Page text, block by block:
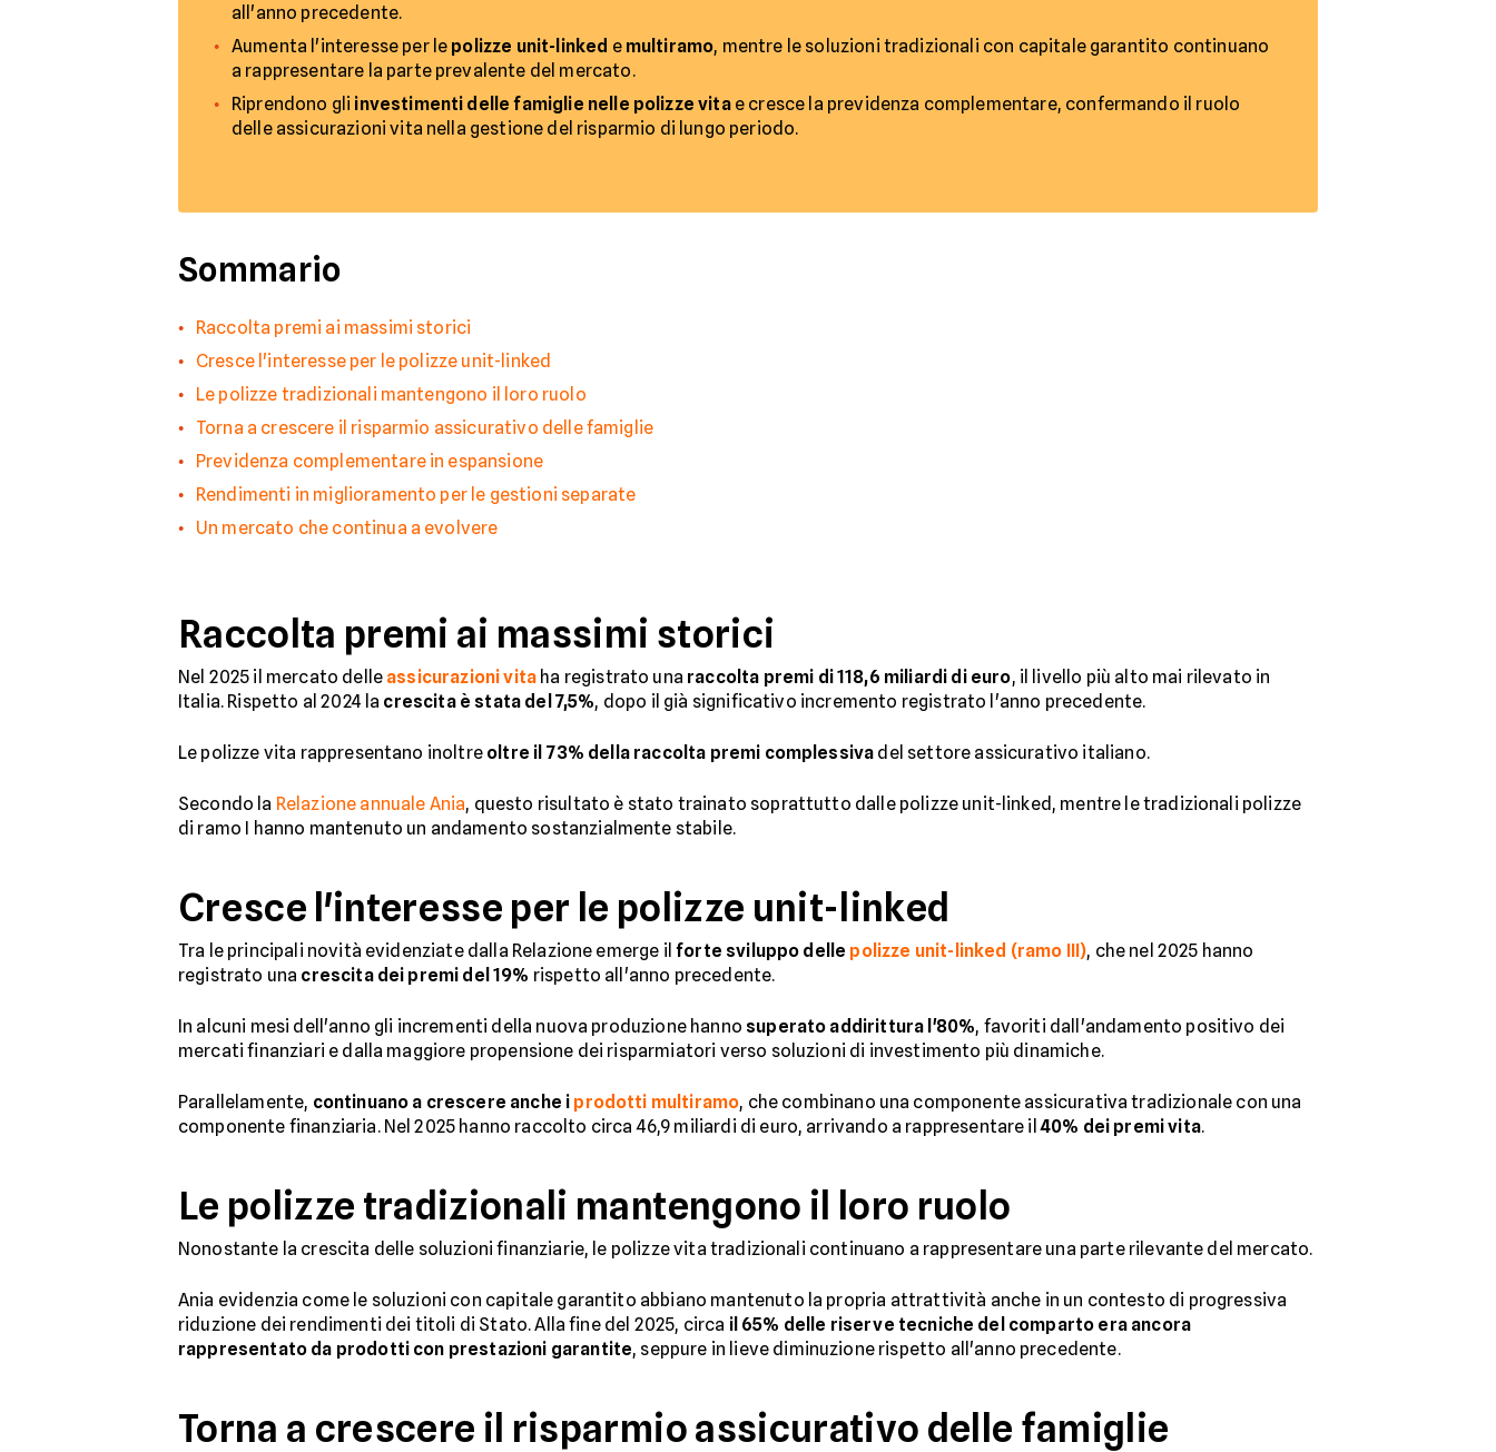
all'anno precedente.
Aumenta l'interesse per le polizze unit-linked e multiramo, mentre le soluzioni tradizionali con capitale garantito continuano
a rappresentare la parte prevalente del mercato.
Riprendono gli investimenti delle famiglie nelle polizze vitae cresce la previdenza complementare, confermando il ruolo
delle assicurazioni vita nella gestione del risparmio di lungo periodo.
Sommario
Raccolta premi ai massimi storici
Cresce l'interesse per le polizze unit-linked
Le polizze tradizionali mantengono il loro ruolo
Torna a crescere il risparmio assicurativo delle famiglie
Previdenza complementare in espansione
Rendimenti in miglioramento per le gestioni separate
Un mercato che continua a evolvere
Raccolta premi ai massimi storici
Nel 2025 il mercato delle assicurazioni vita ha registrato una raccolta premi di 118,6 miliardi di euro, il livello più alto mai rilevato in
Italia. Rispetto al 2024 la crescita è stata del 7,5%, dopo il già significativo incremento registrato l'anno precedente.
Le polizze vita rappresentano inoltre oltre il 73% della raccolta premi complessiva del settore assicurativo italiano.
Secondo la Relazione annuale Ania, questo risultato è stato trainato soprattutto dalle polizze unit-linked, mentre le tradizionali polizze
di ramo I hanno mantenuto un andamento sostanzialmente stabile.
Cresce l'interesse per le polizze unit-linked
Tra le principali novità evidenziate dalla Relazione emerge ilforte sviluppo delle polizze unit-linked (ramo III), che nel 2025 hanno
registrato una crescita dei premi del 19% rispetto all'anno precedente.
In alcuni mesi dell'anno gli incrementi della nuova produzione hanno superato addirittura l'80%, favoriti dall'andamento positivo dei
mercati finanziari e dalla maggiore propensione dei risparmiatori verso soluzioni di investimento più dinamiche.
Parallelamente, continuano a crescere anche i prodotti multiramo, che combinano una componente assicurativa tradizionale con una
componente finanziaria. Nel 2025 hanno raccolto circa 46,9 miliardi di euro, arrivando a rappresentare il40% dei premi vita.
Le polizze tradizionali mantengono il loro ruolo
Nonostante la crescita delle soluzioni finanziarie, le polizze vita tradizionali continuano a rappresentare una parte rilevante del mercato.
Ania evidenzia come le soluzioni con capitale garantito abbiano mantenuto la propria attrattività anche in un contesto di progressiva
riduzione dei rendimenti dei titoli di Stato. Alla fine del 2025, circa il 65% delle riserve tecniche del comparto era ancora
rappresentato da prodotti con prestazioni garantite, seppure in lieve diminuzione rispetto all'anno precedente.
Torna a crescere il risparmio assicurativo delle famiglie